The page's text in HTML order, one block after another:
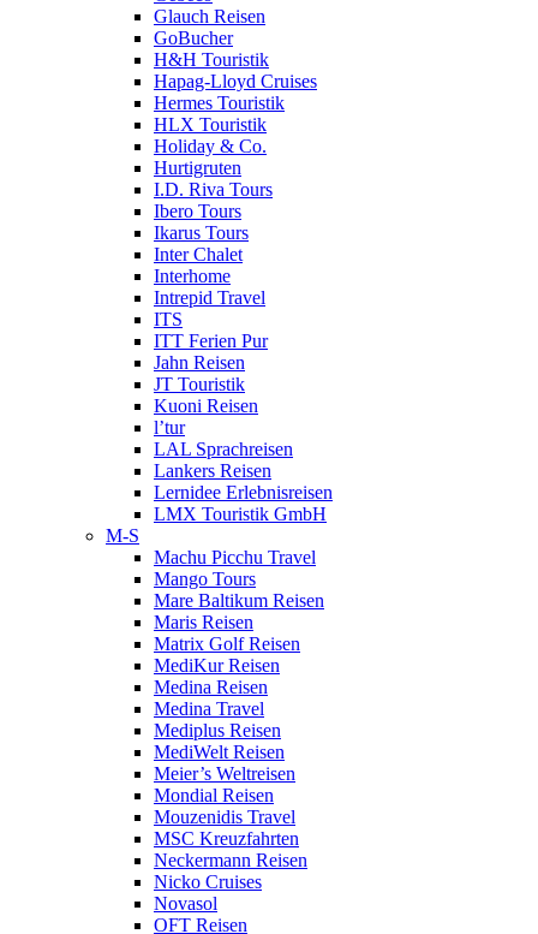
Glauch Reisen
GoBucher
H&H Touristik
Hapag-Lloyd Cruises
Hermes Touristik
HLX Touristik
Holiday & Co.
Hurtigruten
I.D. Riva Tours
Ibero Tours
Ikarus Tours
Inter Chalet
Interhome
Intrepid Travel
ITS
ITT Ferien Pur
Jahn Reisen
JT Touristik
Kuoni Reisen
l’tur
LAL Sprachreisen
Lankers Reisen
Lernidee Erlebnisreisen
LMX Touristik GmbH
M-S
Machu Picchu Travel
Mango Tours
Mare Baltikum Reisen
Maris Reisen
Matrix Golf Reisen
MediKur Reisen
Medina Reisen
Medina Travel
Mediplus Reisen
MediWelt Reisen
Meier’s Weltreisen
Mondial Reisen
Mouzenidis Travel
MSC Kreuzfahrten
Neckermann Reisen
Nicko Cruises
Novasol
OFT Reisen